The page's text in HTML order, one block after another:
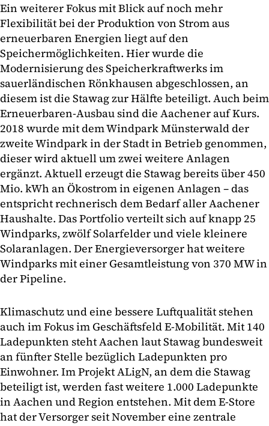
Ein weiterer Fokus mit Blick auf noch mehr
Flexibilität bei der Produktion von Strom aus
erneuerbaren Energien liegt auf den
Speichermöglichkeiten. Hier wurde die
Modernisierung des Speicherkraftwerks im
sauerländischen Rönkhausen abgeschlossen, an
diesem ist die Stawag zur Hälfte beteiligt. Auch beim
Erneuerbaren-Ausbau sind die Aachener auf Kurs.
2018 wurde mit dem Windpark Münsterwald der
zweite Windpark in der Stadt in Betrieb genommen,
dieser wird aktuell um zwei weitere Anlagen
ergänzt. Aktuell erzeugt die Stawag bereits über 450
Mio. kWh an Ökostrom in eigenen Anlagen – das
entspricht rechnerisch dem Bedarf aller Aachener
Haushalte. Das Portfolio verteilt sich auf knapp 25
Windparks, zwölf Solarfelder und viele kleinere
Solaranlagen. Der Energieversorger hat weitere
Windparks mit einer Gesamtleistung von 370 MW in
der Pipeline.
Klimaschutz und eine bessere Luftqualität stehen
auch im Fokus im Geschäftsfeld E-Mobilität. Mit 140
Ladepunkten steht Aachen laut Stawag bundesweit
an fünfter Stelle bezüglich Ladepunkten pro
Einwohner. Im Projekt ALigN, an dem die Stawag
beteiligt ist, werden fast weitere 1.000 Ladepunkte
in Aachen und Region entstehen. Mit dem E-Store
hat der Versorger seit November eine zentrale